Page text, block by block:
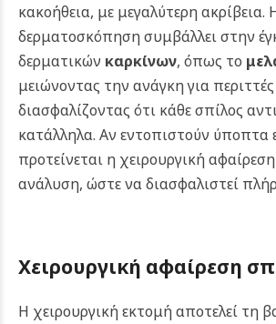
κακοήθεια, με μεγαλύτερη ακρίβεια.
δερματοσκόπηση συμβάλλει στην
δερματικών καρκίνων, όπως το
μειώνοντας την ανάγκη για
διασφαλίζοντας ότι κάθε σπίλος
κατάλληλα. Αν εντοπιστούν ύποπτα
προτείνεται η χειρουργική
ανάλυση, ώστε να διασφαλιστεί
Χειρουργική αφαίρεση
Η χειρουργική εκτομή αποτελεί τη